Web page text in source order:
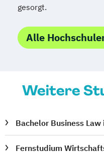
gesorgt.
Alle
Weitere
Bachelor Business
Fernstudium